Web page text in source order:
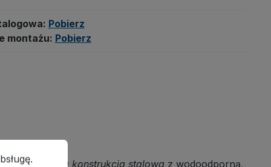
Pobierz
montażu: Pobierz
modułowa konstrukcja stalowa z wodoodporną,
Więcej informacji...